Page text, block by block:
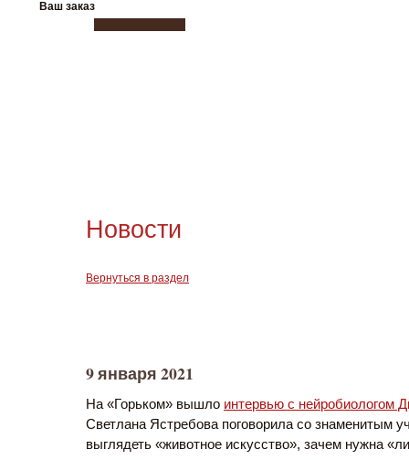
Ваш заказ
Новости
Вернуться в раздел
9 января 2021
На «Горьком» вышло интервью c нейробиологом
Светлана Ястребова поговорила со знаменитым
выглядеть «животное искусство», зачем нужна